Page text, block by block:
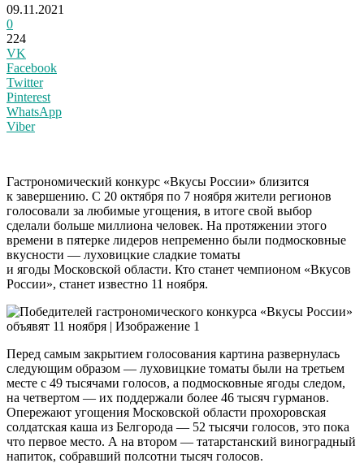
09.11.2021
0
224
VK
Facebook
Twitter
Pinterest
WhatsApp
Viber
Гастрономический конкурс «Вкусы России» близится
к завершению. С 20 октября по 7 ноября жители регионов
голосовали за любимые угощения, в итоге свой выбор
сделали больше миллиона человек. На протяжении этого
времени в пятерке лидеров непременно были подмосковные
вкусности — луховицкие сладкие томаты
и ягоды Московской области. Кто станет чемпионом «Вкусов
России», станет известно 11 ноября.
Перед самым закрытием голосования картина развернулась
следующим образом — луховицкие томаты были на третьем
месте с 49 тысячами голосов, а подмосковные ягоды следом,
на четвертом — их поддержали более 46 тысяч гурманов.
Опережают угощения Московской области прохоровская
солдатская каша из Белгорода — 52 тысячи голосов, это пока
что первое место. А на втором — татарстанский виноградный
напиток, собравший полсотни тысяч голосов.